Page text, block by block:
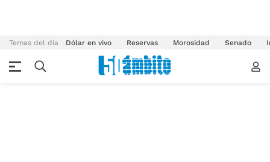
Temas del día Dólar en vivo Reservas Morosidad Senado